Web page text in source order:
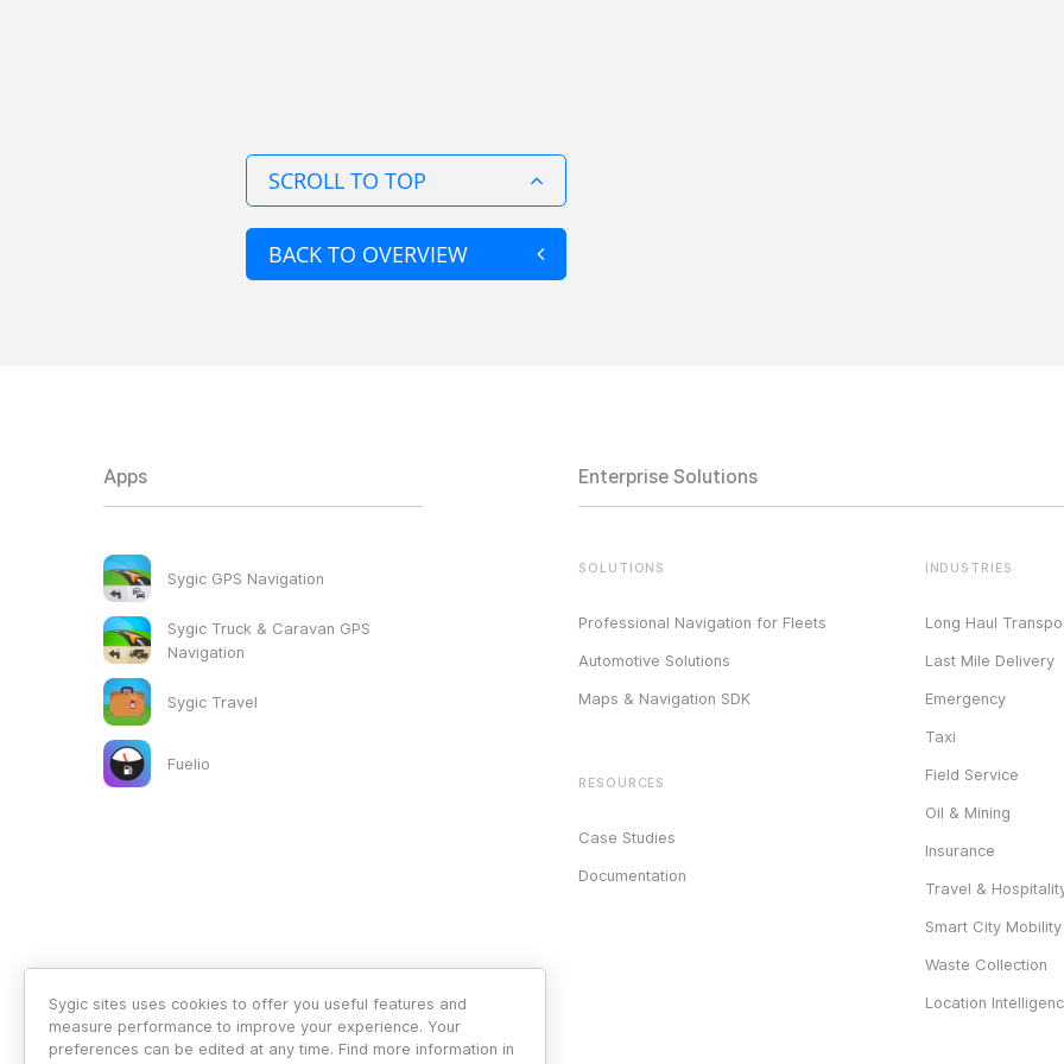
SCROLL TO TOP
BACK TO OVERVIEW
Apps
Sygic GPS Navigation
Sygic Truck & Caravan GPS
Navigation
Sygic Travel
Fuelio
Enterprise Solutions
SOLUTIONS
Professional Navigation for Fleets
Automotive Solutions
Maps & Navigation SDK
RESOURCES
Case Studies
Documentation
INDUSTRIES
Long Haul
Last Mile Delivery
Emergency
Taxi
Field Service
Oil & Mining
Insurance
Travel &
Smart City Mobility
Waste Collection
Location
Sygic sites uses cookies to offer you useful features and
measure performance to improve your experience. Your
preferences can be edited at any time. Find more information in